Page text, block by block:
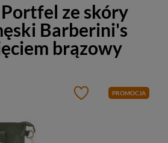
Portfel ze skóry
Barberini's
brązowy
PROMOCJA